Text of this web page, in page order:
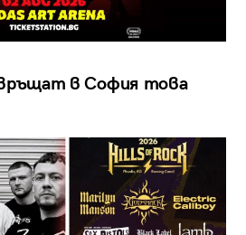
в София това